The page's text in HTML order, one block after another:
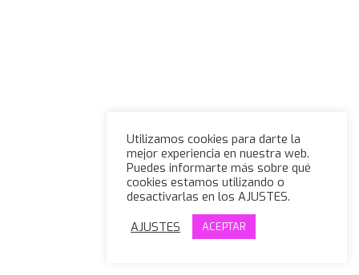
Utilizamos cookies para darte la
mejor experiencia en nuestra web.
Puedes informarte más sobre qué
cookies estamos utilizando o
desactivarlas en los AJUSTES.
AJUSTES
ACEPTAR